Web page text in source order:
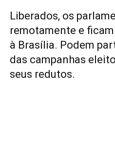
Liberados, os
remotamente e
à Brasília. Podem
das campanhas
seus redutos.